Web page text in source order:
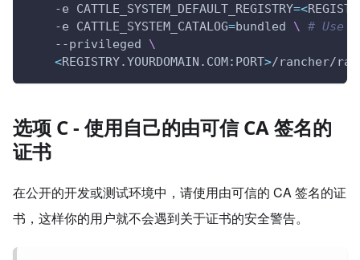
    -e
CATTLE_SYSTEM_DEFAULT_REGISTRY=<
    -e
CATTLE_SYSTEM_CATALOG=bundled \ # Use
    --privileged
\
<REGISTRY.YOURDOMAIN.COM:PORT>/rancher/
选项 C - 使用自己的由可信 CA 签名的
证书
在公开的开发或测试环境中，请使用由可信的 CA 签名的证
书，这样你的用户就不会遇到关于证书的安全警告。